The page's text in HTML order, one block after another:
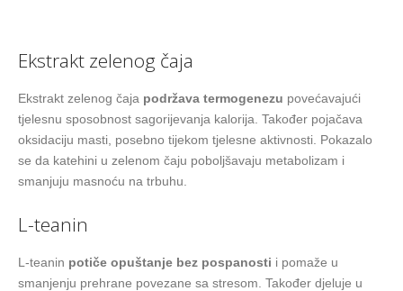
Ekstrakt zelenog čaja
Ekstrakt zelenog čaja podržava termogenezu povećavajući
tjelesnu sposobnost sagorijevanja kalorija. Također pojačava
oksidaciju masti, posebno tijekom tjelesne aktivnosti. Pokazalo
se da katehini u zelenom čaju poboljšavaju metabolizam i
smanjuju masnoću na trbuhu.
L-teanin
L-teanin potiče opuštanje bez pospanosti i pomaže u
smanjenju prehrane povezane sa stresom. Također djeluje u